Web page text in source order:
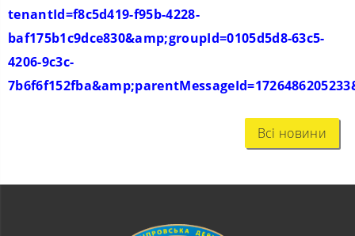
tenantId=f8c5d419-f95b-4228-
baf175b1c9dce830&amp;groupId=0105d5d8-63c5-
4206-9c3c-
Всі новини